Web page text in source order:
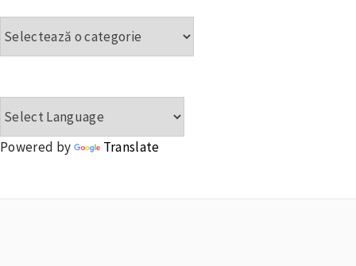
Powered by Translate